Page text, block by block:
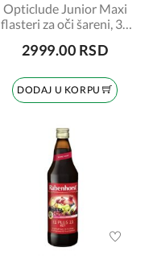
Opticlude Junior Maxi
flasteri za oči šareni, 30
2999.00 RSD
DODAJ U KORPU